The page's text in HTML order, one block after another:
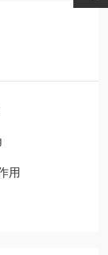
用